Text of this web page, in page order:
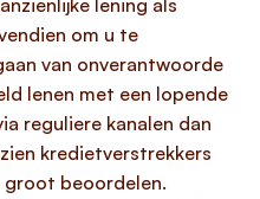
lening als
om u te
van onverantwoorde
lenen met een lopende
reguliere kanalen dan
kredietverstrekkers
beoordelen.